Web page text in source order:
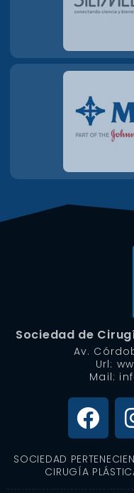
Sociedad de
Av.
Url:
Mail:
SOCIEDAD
CIRUGÍA